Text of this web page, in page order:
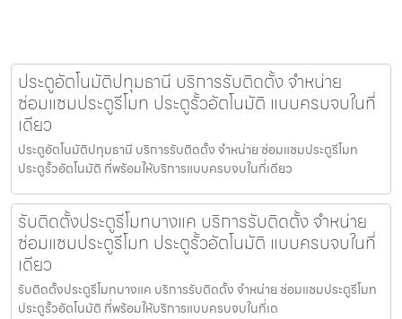
ประตูอัตโนมัติปทุมธานี บริการรับติดตั้ง จำหน่าย
ซ่อมแซมประตูรีโมท ประตูรั้วอัตโนมัติ แบบครบจบในที่
เดียว
ประตูอัตโนมัติปทุมธานี บริการรับติดตั้ง จำหน่าย ซ่อมแซมประตูรีโมท
ประตูรั้วอัตโนมัติ ที่พร้อมให้บริการแบบครบจบในที่เดียว
รับติดตั้งประตูรีโมทบางแค บริการรับติดตั้ง จำหน่าย
ซ่อมแซมประตูรีโมท ประตูรั้วอัตโนมัติ แบบครบจบในที่
เดียว
รับติดตั้งประตูรีโมทบางแค บริการรับติดตั้ง จำหน่าย ซ่อมแซมประตูรีโมท
ประตูรั้วอัตโนมัติ ที่พร้อมให้บริการแบบครบจบในที่เด